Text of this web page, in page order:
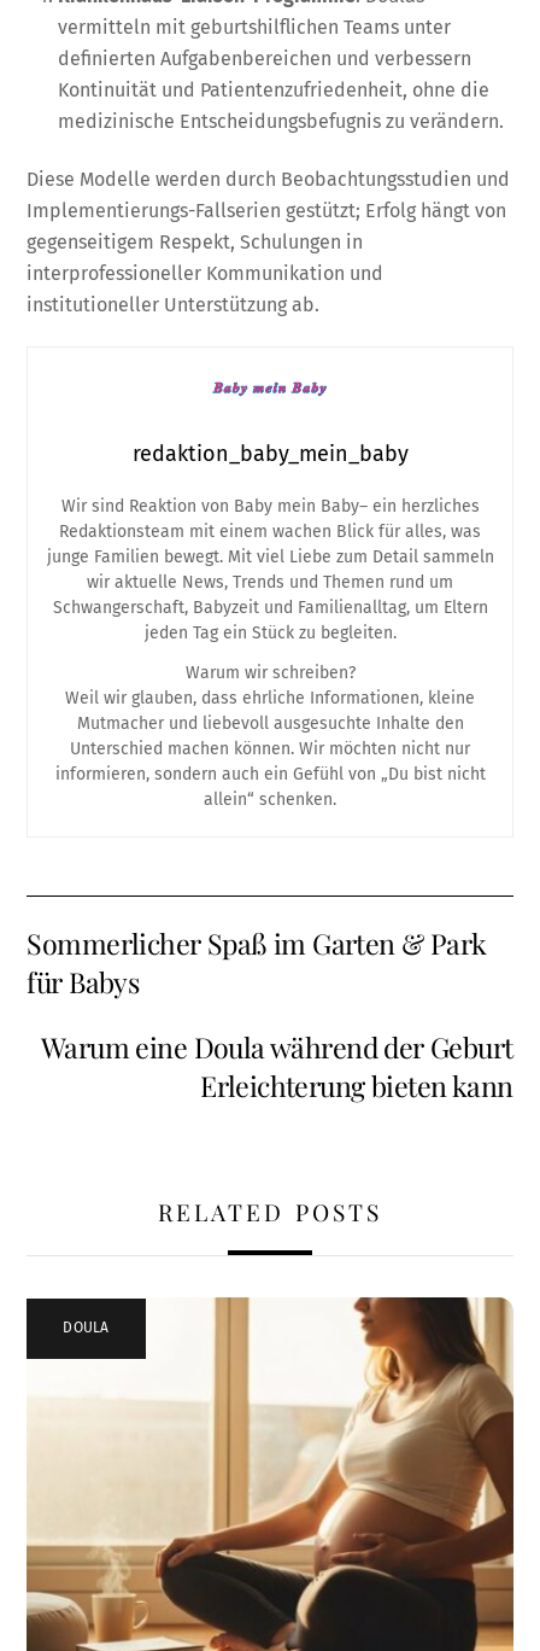
vermitteln mit geburtshilflichen Teams unter
definierten Aufgabenbereichen und verbessern
Kontinuität und Patientenzufriedenheit, ohne die
medizinische Entscheidungsbefugnis zu verändern.
Diese Modelle werden durch Beobachtungsstudien und
Implementierungs-Fallserien gestützt; Erfolg hängt von
gegenseitigem Respekt, Schulungen in
interprofessioneller Kommunikation und
institutioneller Unterstützung ab.
redaktion_baby_mein_baby
Wir sind Reaktion von Baby mein Baby– ein herzliches
Redaktionsteam mit einem wachen Blick für alles, was
junge Familien bewegt. Mit viel Liebe zum Detail sammeln
wir aktuelle News, Trends und Themen rund um
Schwangerschaft, Babyzeit und Familienalltag, um Eltern
jeden Tag ein Stück zu begleiten.
Warum wir schreiben?
Weil wir glauben, dass ehrliche Informationen, kleine
Mutmacher und liebevoll ausgesuchte Inhalte den
Unterschied machen können. Wir möchten nicht nur
informieren, sondern auch ein Gefühl von „Du bist nicht
allein“ schenken.
Sommerlicher Spaß im Garten & Park
für Babys
Warum eine Doula während der Geburt
Erleichterung bieten kann
RELATED POSTS
DOULA